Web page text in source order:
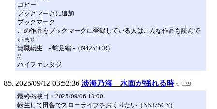
コピー
ブックマークに追加
ブックマーク
この作品をブックマークに登録している人はこんな作品も読んで
います
無職転生 - 蛇足編 -（N4251CR）
//
ハイファンタジ
2025/09/12 03:52:36 淡海乃海 水面が揺れる時
最終掲載日：2025/09/06 18:00
転生して田舎でスローライフをおくりたい（N5375CY）